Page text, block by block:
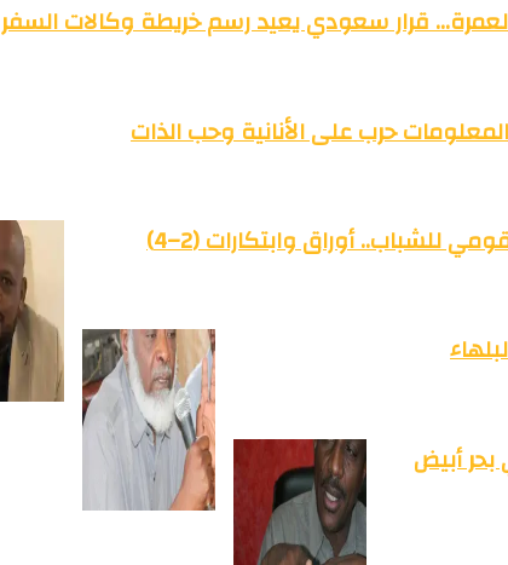
قرار سعودي يعيد رسم خريطة وكالات السفر
حرب على الأنانية وحب الذات
للشباب.. أوراق وابتكارات (2–4)
أبيض